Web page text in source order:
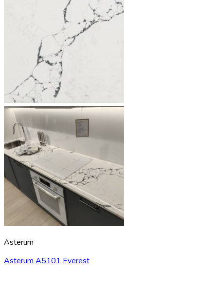
Asterum
Asterum A5101 Everest